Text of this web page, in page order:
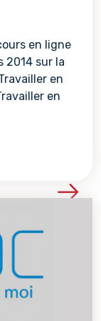
en ligne
2014 sur la
en
en
détails de la